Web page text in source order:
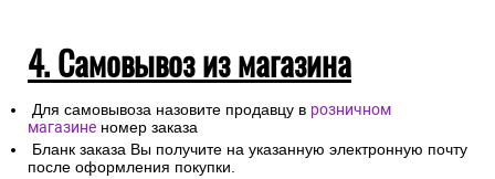
4. Самовывоз из магазина
Для самовывоза назовите продавцу в розничном
магазине номер заказа
Бланк заказа Вы получите на указанную электронную почту
после оформления покупки.